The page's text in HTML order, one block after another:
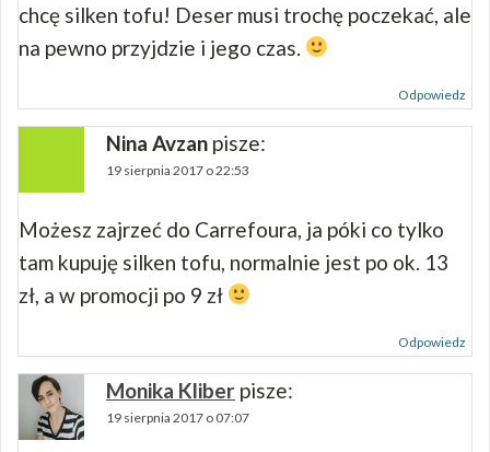
chcę silken tofu! Deser musi trochę poczekać, ale
na pewno przyjdzie i jego czas.
Odpowiedz
Nina Avzan pisze:
19 sierpnia 2017 o 22:53
Możesz zajrzeć do Carrefoura, ja póki co tylko
tam kupuję silken tofu, normalnie jest po ok. 13
zł, a w promocji po 9 zł
Odpowiedz
Monika Kliber pisze:
19 sierpnia 2017 o 07:07